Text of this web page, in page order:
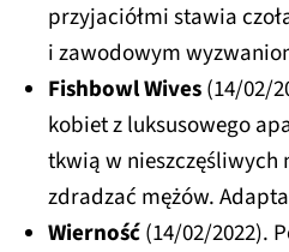
przyjaciółmi stawia
i zawodowym
Fishbowl Wives(14/02/
kobiet z luksusowego
tkwią w nieszczęśliwych
zdradzać mężów.
Wierność(14/02/2022).